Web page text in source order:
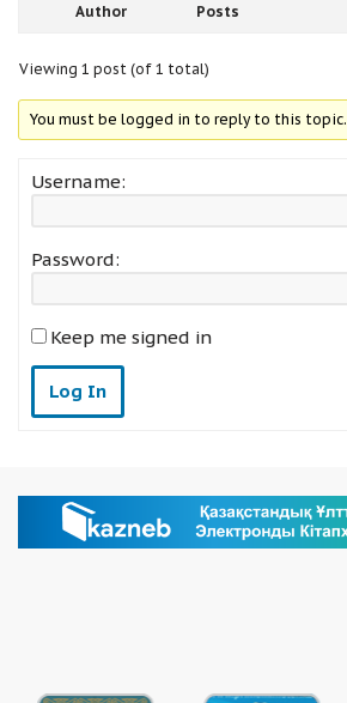
Author Posts
Viewing 1 post (of 1 total)
You must be logged in to reply to this topic.
Username:
Password:
Keep me signed in
Log In